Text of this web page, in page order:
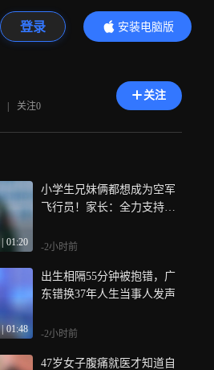
登录
安装电脑版
内容更精彩
| 关注0
关注
01:20
小学生兄妹俩都想成为空军
飞行员！家长：全力支持他
-2小时前
| 01:48
出生相隔55分钟被抱错，广
东错换37年人生当事人发声
-2小时前
47岁女子腹痛就医才知道自